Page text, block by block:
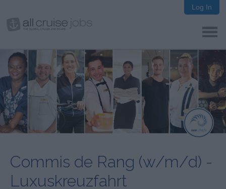
Log In
Commis de Rang (w/m/d) -
Luxuskreuzfahrt